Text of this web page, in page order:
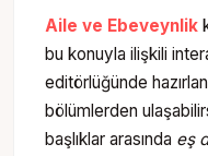
Aile ve Ebeveynlik
bu konuyla ilişkili
editörlüğünde
bölümlerden
başlıklar arasında eş